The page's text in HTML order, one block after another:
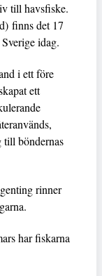
till havsfiske.
finns det 17
idag.
i ett före
ett
till böndernas
rinner
har fiskarna